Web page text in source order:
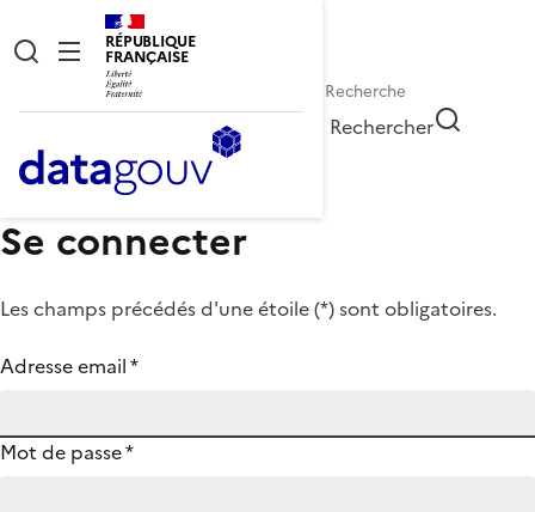
RÉPUBLIQUE
FRANÇAISE
Rechercher
Se connecter
Les champs précédés d'une étoile (*) sont obligatoires.
Adresse email*
Mot de passe*